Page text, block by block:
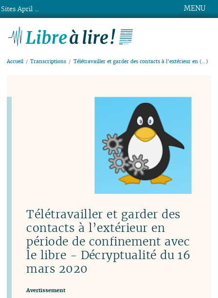
MENU
Accueil Transcriptions Télétravailler et garder des contacts à l’extérieur en (…)
Télétravailler et garder des
contacts à l’extérieur en
période de confinement avec
le libre - Décryptualité du 16
mars 2020
Avertissement
Sites April ...